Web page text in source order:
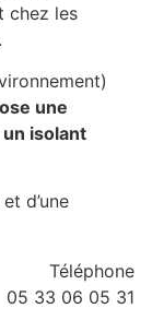
chez les
une
isolant
d’une
Téléphone
05 33 06 05 31